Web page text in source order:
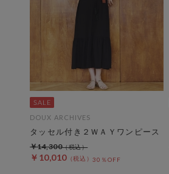
DOUX ARCHIVES
タッセル付き２ＷＡＹワンピース
￥10,010 30％OFF
￥14,300